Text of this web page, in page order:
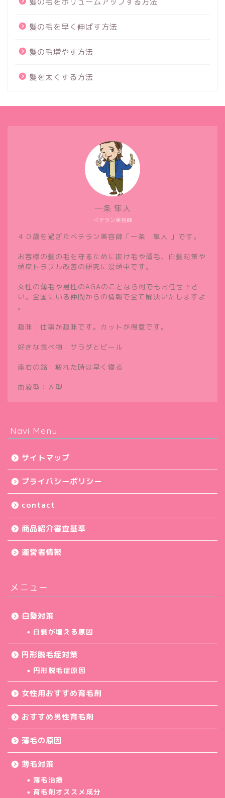
髪の毛を早く伸ばす方法
髪の毛増やす方法
髪を太くする方法
ベテラン美容師
一条 隼人
４０歳を過ぎたベテラン美容師「一条 隼人 」です。
お客様の髪の毛を守るために抜け毛や薄毛、白髪対策や
頭皮トラブル改善の研究に没頭中です。
女性の薄毛や男性のAGAのことなら何でもお任せ下さ
い。全国にいる仲間からの情報で全て解決いたしますよ
。
趣味：仕事が趣味です。カットが得意です。
好きな食べ物：サラダとビール
座右の銘：疲れた時は早く寝る
血液型：Ａ型
Navi Menu
サイトマップ
プライバシーポリシー
contact
商品紹介審査基準
運営者情報
メニュー
白髪対策
白髪が増える原因
円形脱毛症対策
円形脱毛症原因
女性用おすすめ育毛剤
おすすめ男性育毛剤
薄毛の原因
薄毛対策
薄毛治療
育毛剤オススメ成分